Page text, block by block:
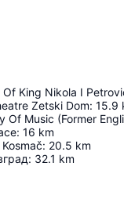
Of King Nikola I
Zetski Dom: 15.9
: 16 km
: 20.5 km
: 32.1 km